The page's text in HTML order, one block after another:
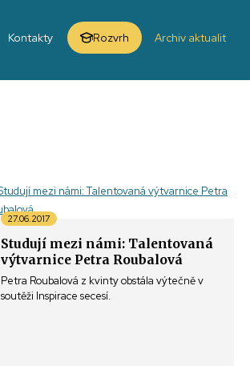
Kontakty Rozvrh Archiv aktualit
Studují mezi námi: Talentovaná
výtvarnice Petra Roubalová
27.06.2017
Petra Roubalová z kvinty obstála výtečně v
soutěži Inspirace secesí.